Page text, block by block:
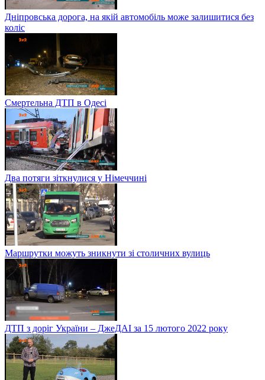
Дніпровська дорога, на якій автомобіль може залишитися без
коліс
Смертельна ДТП в Одесі
Два потяги зіткнулися у Німеччині
Маршрутки можуть зникнути зі столичних вулиць
ДТП з доріг України – ДжеДАІ за 15 лютого 2022 року